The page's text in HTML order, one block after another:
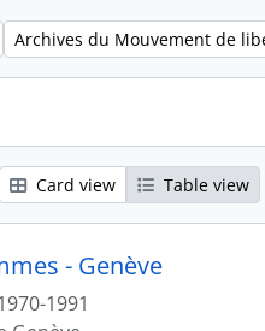
Remove filter:
Archives du Mouvement de
Card view Table view
- Genève
1991